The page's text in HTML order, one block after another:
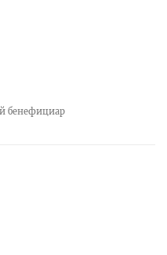
бенефициар